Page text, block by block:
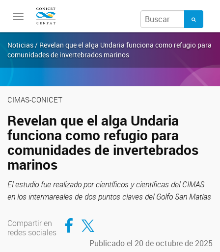
Toggle
Noticias / Revelan que el alga Undaria funciona como refugio para
comunidades de invertebrados marinos
CIMAS-CONICET
Revelan que el alga Undaria
funciona como refugio para
comunidades de invertebrados
marinos
El estudio fue realizado por científicos y científicas del CIMAS
en los intermareales de dos puntos claves del Golfo San Matías
Compartir en
redes sociales
Compartir en Facebook
Compartir en Twitter
Publicado el 20 de octubre de 2025